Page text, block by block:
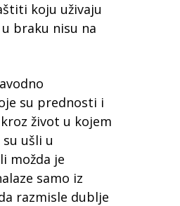
koju uživaju
braku nisu na
su prednosti i
život u kojem
ušli u
možda je
samo iz
razmisle dublje